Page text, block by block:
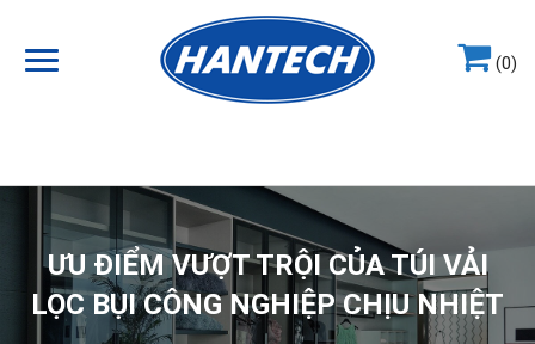
(0)
ƯU ĐIỂM VƯỢT TRỘI CỦA TÚI VẢI
LỌC BỤI CÔNG NGHIỆP CHỊU NHIỆT